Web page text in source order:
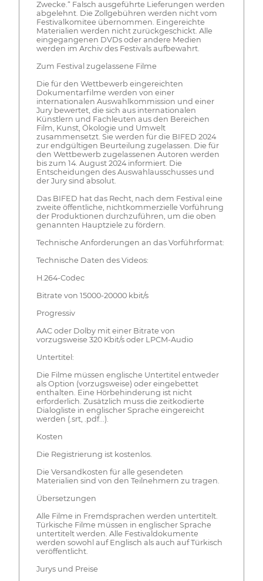
Zwecke.“ Falsch ausgeführte Lieferungen werden
abgelehnt. Die Zollgebühren werden nicht vom
Festivalkomitee übernommen. Eingereichte
Materialien werden nicht zurückgeschickt. Alle
eingegangenen DVDs oder andere Medien
werden im Archiv des Festivals aufbewahrt.
Zum Festival zugelassene Filme
Die für den Wettbewerb eingereichten
Dokumentarfilme werden von einer
internationalen Auswahlkommission und einer
Jury bewertet, die sich aus internationalen
Künstlern und Fachleuten aus den Bereichen
Film, Kunst, Ökologie und Umwelt
zusammensetzt. Sie werden für die BIFED 2024
zur endgültigen Beurteilung zugelassen. Die für
den Wettbewerb zugelassenen Autoren werden
bis zum 14. August 2024 informiert. Die
Entscheidungen des Auswahlausschusses und
der Jury sind absolut.
Das BIFED hat das Recht, nach dem Festival eine
zweite öffentliche, nichtkommerzielle Vorführung
der Produktionen durchzuführen, um die oben
genannten Hauptziele zu fördern.
Technische Anforderungen an das Vorführformat:
Technische Daten des Videos:
H.264-Codec
Bitrate von 15000-20000 kbit/s
Progressiv
AAC oder Dolby mit einer Bitrate von
vorzugsweise 320 Kbit/s oder LPCM-Audio
Untertitel:
Die Filme müssen englische Untertitel entweder
als Option (vorzugsweise) oder eingebettet
enthalten. Eine Hörbehinderung ist nicht
erforderlich. Zusätzlich muss die zeitkodierte
Dialogliste in englischer Sprache eingereicht
werden (.srt, .pdf...).
Kosten
Die Registrierung ist kostenlos.
Die Versandkosten für alle gesendeten
Materialien sind von den Teilnehmern zu tragen.
Übersetzungen
Alle Filme in Fremdsprachen werden untertitelt.
Türkische Filme müssen in englischer Sprache
untertitelt werden. Alle Festivaldokumente
werden sowohl auf Englisch als auch auf Türkisch
veröffentlicht.
Jurys und Preise